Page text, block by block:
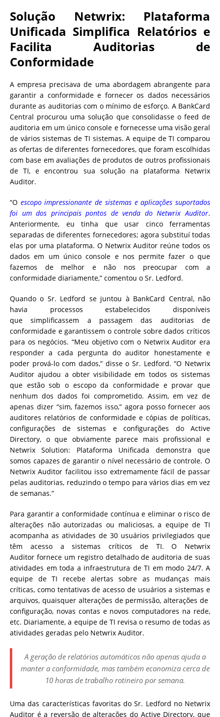
Solução Netwrix: Plataforma
Unificada Simplifica Relatórios e
Facilita Auditorias de
Conformidade
A empresa precisava de uma abordagem abrangente para
garantir a conformidade e fornecer os dados necessários
durante as auditorias com o mínimo de esforço. A BankCard
Central procurou uma solução que consolidasse o feed de
auditoria em um único console e fornecesse uma visão geral
de vários sistemas de TI sistemas. A equipe de TI comparou
as ofertas de diferentes fornecedores, que foram escolhidas
com base em avaliações de produtos de outros profissionais
de TI, e encontrou sua solução na plataforma Netwrix
Auditor.
“O escopo impressionante de sistemas e aplicações suportados
foi um dos principais pontos de venda do Netwrix Auditor.
Anteriormente, eu tinha que usar cinco ferramentas
separadas de diferentes fornecedores; agora substituí todas
elas por uma plataforma. O Netwrix Auditor reúne todos os
dados em um único console e nos permite fazer o que
fazemos de melhor e não nos preocupar com a
conformidade diariamente,” comentou o Sr. Ledford.
Quando o Sr. Ledford se juntou à BankCard Central, não
havia processos estabelecidos disponíveis
que simplificassem a passagem das auditorias de
conformidade e garantissem o controle sobre dados críticos
para os negócios. “Meu objetivo com o Netwrix Auditor era
responder a cada pergunta do auditor honestamente e
poder prová-lo com dados,” disse o Sr. Ledford. “O Netwrix
Auditor ajudou a obter visibilidade em todos os sistemas
que estão sob o escopo da conformidade e provar que
nenhum dos dados foi comprometido. Assim, em vez de
apenas dizer “sim, fazemos isso,” agora posso fornecer aos
auditores relatórios de conformidade e cópias de políticas,
configurações de sistemas e configurações do Active
Directory, o que obviamente parece mais profissional e
Netwrix Solution: Plataforma Unificada demonstra que
somos capazes de garantir o nível necessário de controle. O
Netwrix Auditor facilitou isso extremamente fácil de passar
pelas auditorias, reduzindo o tempo para vários dias em vez
de semanas.”
Para garantir a conformidade contínua e eliminar o risco de
alterações não autorizadas ou maliciosas, a equipe de TI
acompanha as atividades de 30 usuários privilegiados que
têm acesso a sistemas críticos de TI. O Netwrix
Auditor fornece um registro detalhado de auditoria de suas
atividades em toda a infraestrutura de TI em modo 24/7. A
equipe de TI recebe alertas sobre as mudanças mais
críticas, como tentativas de acesso de usuários a sistemas e
arquivos, quaisquer alterações de permissão, alterações de
configuração, novas contas e novos computadores na rede,
etc. Diariamente, a equipe de TI revisa o resumo de todas as
atividades geradas pelo Netwrix Auditor.
A geração de relatórios automáticos não apenas ajuda a
manter a conformidade, mas também economiza cerca de
10 horas de trabalho rotineiro por semana.
Uma das características favoritas do Sr. Ledford no Netwrix
Auditor é a reversão de alterações do Active Directory, que